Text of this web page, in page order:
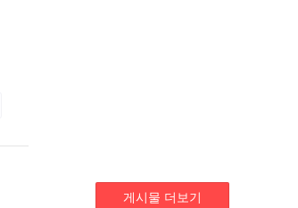
게시물 더보기